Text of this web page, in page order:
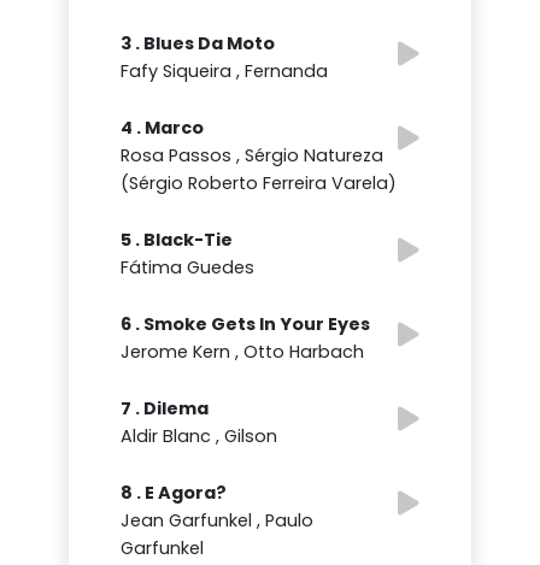
3 . Blues Da Moto
Fafy Siqueira , Fernanda
4 . Marco
Rosa Passos , Sérgio Natureza
(Sérgio Roberto Ferreira Varela)
5 . Black-Tie
Fátima Guedes
6 . Smoke Gets In Your Eyes
Jerome Kern , Otto Harbach
7 . Dilema
Aldir Blanc , Gilson
8 . E Agora?
Jean Garfunkel , Paulo
Garfunkel